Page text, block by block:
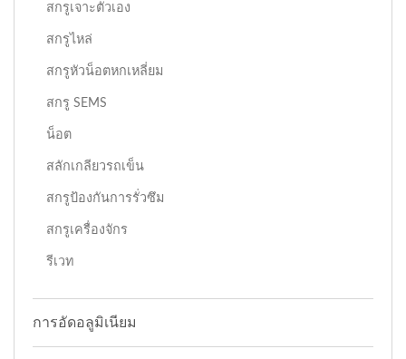
สกรูเจาะตัวเอง
สกรูไหล่
สกรูหัวน็อตหกเหลี่ยม
สกรู SEMS
น็อต
สลักเกลียวรถเข็น
สกรูป้องกันการรั่วซึม
สกรูเครื่องจักร
รีเวท
การอัดอลูมิเนียม